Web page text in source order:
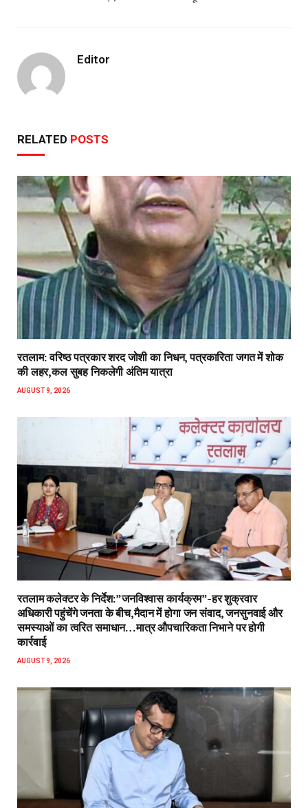
Editor
RELATED POSTS
रतलाम: वरिष्ठ पत्रकार शरद जोशी का निधन, पत्रकारिता जगत में शोक
की लहर,कल सुबह निकलेगी अंतिम यात्रा
AUGUST 9, 2026
रतलाम कलेक्टर के निर्देश:”जनविश्वास कार्यक्रम”-हर शुक्रवार
अधिकारी पहुंचेंगे जनता के बीच,मैदान में होगा जन संवाद, जनसुनवाई और
समस्याओं का त्वरित समाधान…मात्र औपचारिकता निभाने पर होगी
कार्रवाई
AUGUST 9, 2026